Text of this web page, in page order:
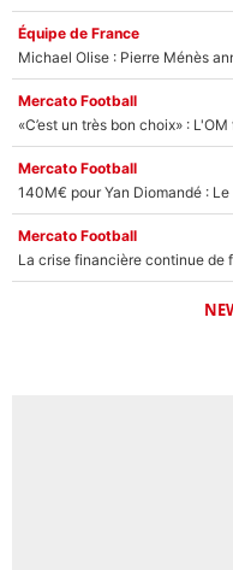
Équipe de France
Mercato Football
Mercato Football
Mercato Football